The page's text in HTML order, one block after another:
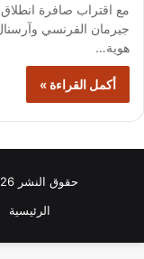
مع اقتراب صافرة
جيرمان الفرنسي وآرسنال
هوية…
أكمل القراءة »
حقوق النشر 2026، جميع الحقوق محفوظة © نبأ مصر
الرئيسية